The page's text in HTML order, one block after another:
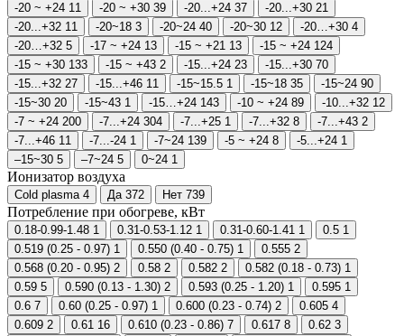
-20 ~ +24 11 -20 ~ +30 39 -20...+24 37 -20...+30 21
-20...+32 11 -20~18 3 -20~24 40 -20~30 12 -20…+30 4
-20…+32 5 -17 ~ +24 13 -15 ~ +21 13 -15 ~ +24 124
-15 ~ +30 133 -15 ~ +43 2 -15...+24 23 -15...+30 70
-15...+32 27 -15...+46 11 -15~15.5 1 -15~18 35 -15~24 90
-15~30 20 -15~43 1 -15…+24 143 -10 ~ +24 89 -10...+32 12
-7 ~ +24 200 -7...+24 304 -7...+25 1 -7...+32 8 -7...+43 2
-7...+46 11 -7...-24 1 -7~24 139 -5 ~ +24 8 -5...+24 1
–15~30 5 –7~24 5 0~24 1
Ионизатор воздуха
Cold plasma 4 Да 372 Нет 739
Потребление при обогреве, кВт
0.18-0.99-1.48 1 0.31-0.53-1.12 1 0.31-0.60-1.41 1 0.5 1
0.519 (0.25 - 0.97) 1 0.550 (0.40 - 0.75) 1 0.555 2
0.568 (0.20 - 0.95) 2 0.58 2 0.582 2 0.582 (0.18 - 0.73) 1
0.59 5 0.590 (0.13 - 1.30) 2 0.593 (0.25 - 1.20) 1 0.595 1
0.6 7 0.60 (0.25 - 0.97) 1 0.600 (0.23 - 0.74) 2 0.605 4
0.609 2 0.61 16 0.610 (0.23 - 0.86) 7 0.617 8 0.62 3